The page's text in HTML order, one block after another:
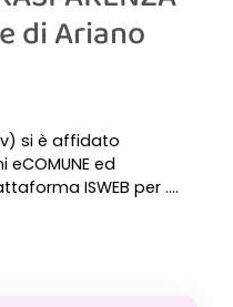
di Ariano
si è affidato
ed
ISWEB per ....